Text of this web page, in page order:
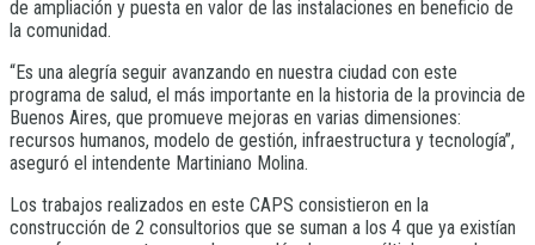
de ampliación y puesta en valor de las instalaciones en beneficio de
la comunidad.
“Es una alegría seguir avanzando en nuestra ciudad con este
programa de salud, el más importante en la historia de la provincia de
Buenos Aires, que promueve mejoras en varias dimensiones:
recursos humanos, modelo de gestión, infraestructura y tecnología”,
aseguró el intendente Martiniano Molina.
Los trabajos realizados en este CAPS consistieron en la
construcción de 2 consultorios que se suman a los 4 que ya existían